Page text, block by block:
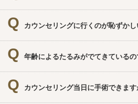
もちろんです。どんどん持ってきて下
大変参考になります。
カウンセリングに行くのが恥ずか
東京青山クリニックのドクターは優し
年齢によるたるみがでてきている
ほとんどの場合は大丈夫です。切開せ
カウンセリング当日に手術できます